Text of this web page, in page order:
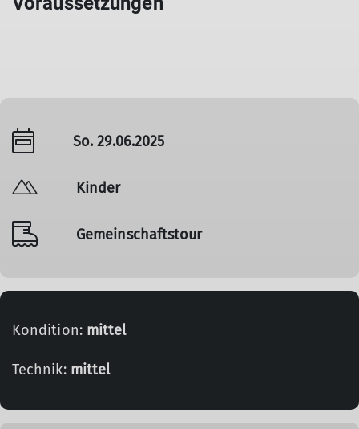
So. 29.06.2025
Kinder
Gemeinschaftstour
Kondition: mittel
Technik: mittel